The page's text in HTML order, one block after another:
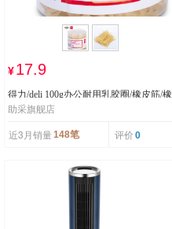
¥17.9
得力/deli 100g办公耐用乳胶圈/橡皮筋/橡
胶圈/牛皮筋 财务用品 办公用品
助采旗舰店
近3月销量148笔 评价 0